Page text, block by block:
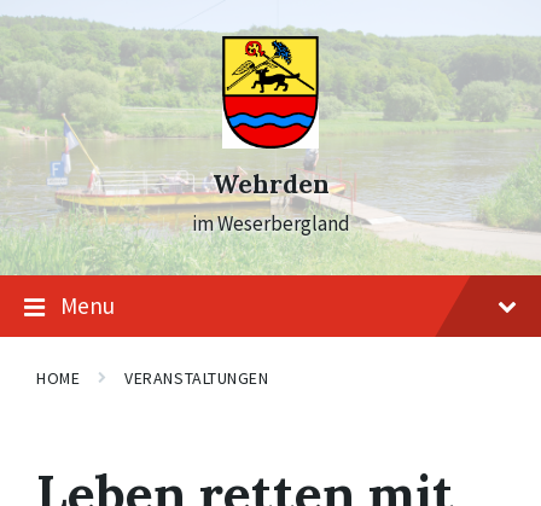
Skip
to
content
Skip
to
main
navigation
Skip
to
footer
Wehrden
im Weserbergland
Menu
HOME VERANSTALTUNGEN